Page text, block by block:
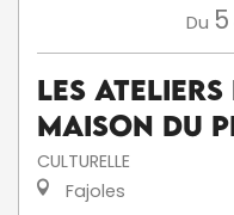
Du 5
Les
Maison du
CULTURELLE
Fajoles